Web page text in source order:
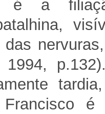
é a
1994,
é